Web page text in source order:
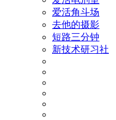
爱活角斗场
去他的摄影
短路三分钟
新技术研习社